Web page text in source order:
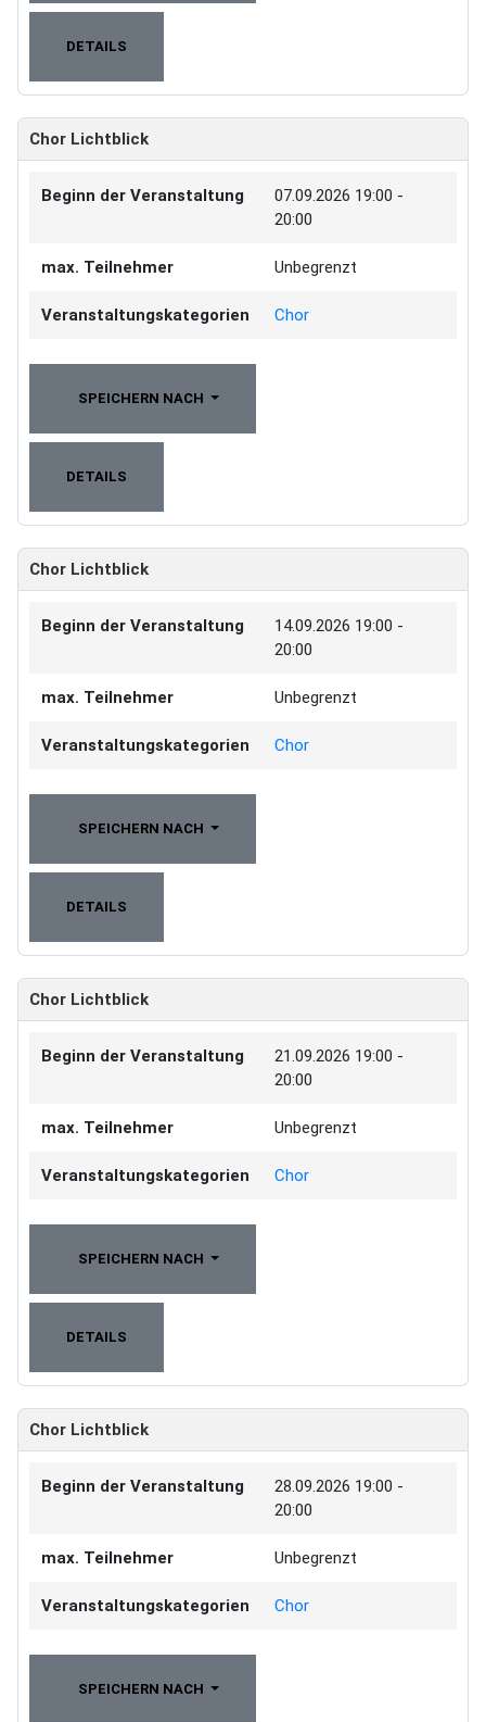
DETAILS
Chor Lichtblick
Beginn der Veranstaltung 07.09.2026 19:00 -
20:00
max. Teilnehmer Unbegrenzt
Veranstaltungskategorien Chor
SPEICHERN NACH
DETAILS
Chor Lichtblick
Beginn der Veranstaltung 14.09.2026 19:00 -
20:00
max. Teilnehmer Unbegrenzt
Veranstaltungskategorien Chor
SPEICHERN NACH
DETAILS
Chor Lichtblick
Beginn der Veranstaltung 21.09.2026 19:00 -
20:00
max. Teilnehmer Unbegrenzt
Veranstaltungskategorien Chor
SPEICHERN NACH
DETAILS
Chor Lichtblick
Beginn der Veranstaltung 28.09.2026 19:00 -
20:00
max. Teilnehmer Unbegrenzt
Veranstaltungskategorien Chor
SPEICHERN NACH